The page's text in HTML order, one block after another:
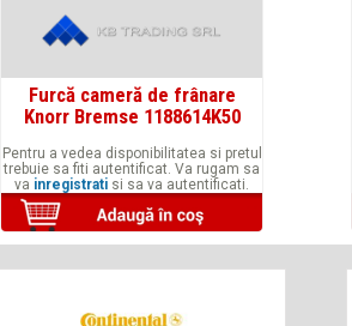
Furcă cameră de frânare
Knorr Bremse 1188614K50
Pentru a vedea disponibilitatea si pretul
trebuie sa fiti autentificat. Va rugam sa
va inregistrati si sa va autentificati.